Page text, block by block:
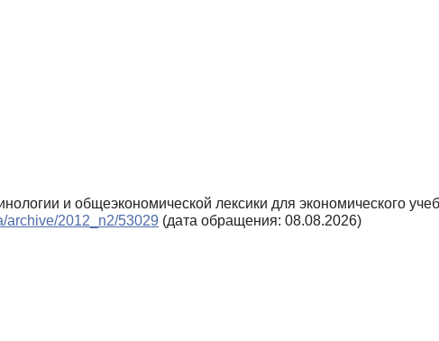
и общеэкономической лексики для экономического
archive/2012_n2/53029 (дата обращения: 08.08.2026)